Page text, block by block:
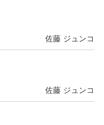
佐藤 ジュンコ
佐藤 ジュンコ